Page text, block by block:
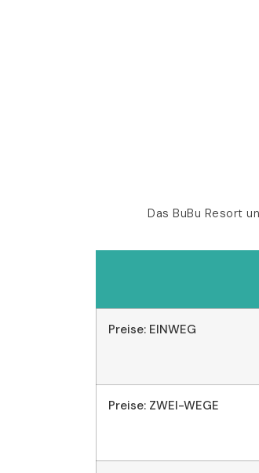
Das BuBu Resort
Preise: EINWEG
Preise: ZWEI-WEGE